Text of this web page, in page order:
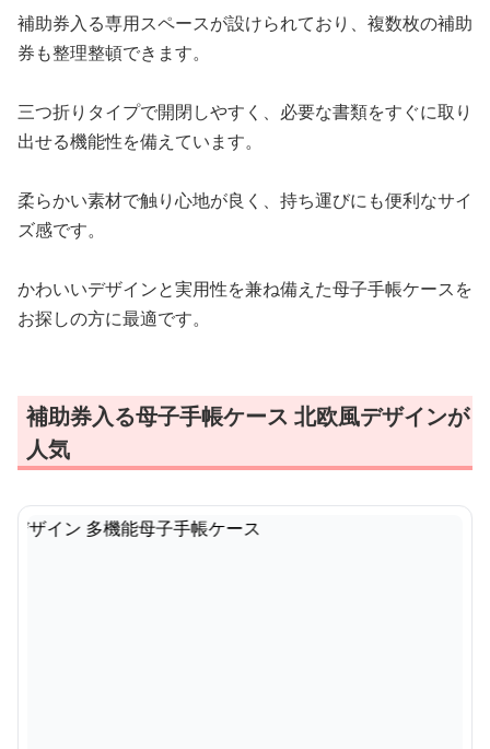
補助券入る専用スペースが設けられており、複数枚の補助
券も整理整頓できます。
三つ折りタイプで開閉しやすく、必要な書類をすぐに取り
出せる機能性を備えています。
柔らかい素材で触り心地が良く、持ち運びにも便利なサイ
ズ感です。
かわいいデザインと実用性を兼ね備えた母子手帳ケースを
お探しの方に最適です。
補助券入る母子手帳ケース 北欧風デザインが
人気